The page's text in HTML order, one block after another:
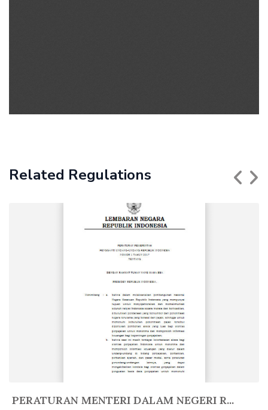
Related Regulations
PERATURAN MENTERI DALAM NEGERI R...